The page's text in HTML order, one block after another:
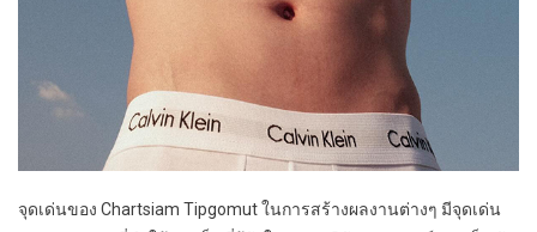
จุดเด่นของ Chartsiam Tipgomut ในการสร้างผลงานต่างๆ มีจุดเด่น